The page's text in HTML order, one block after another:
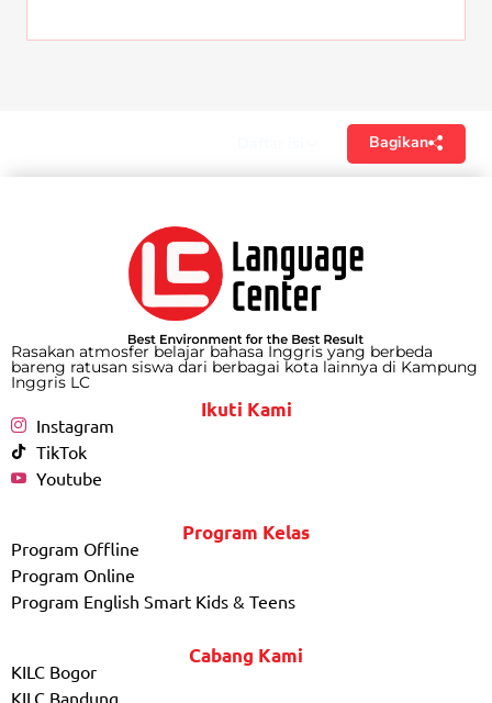
Bagikan
Rasakan atmosfer belajar bahasa Inggris yang berbeda
bareng ratusan siswa dari berbagai kota lainnya di Kampung
Inggris LC
Ikuti Kami
Instagram
TikTok
Youtube
Program Kelas
Program Offline
Program Online
Program English Smart Kids & Teens
Cabang Kami
KILC Bogor
KILC Bandung